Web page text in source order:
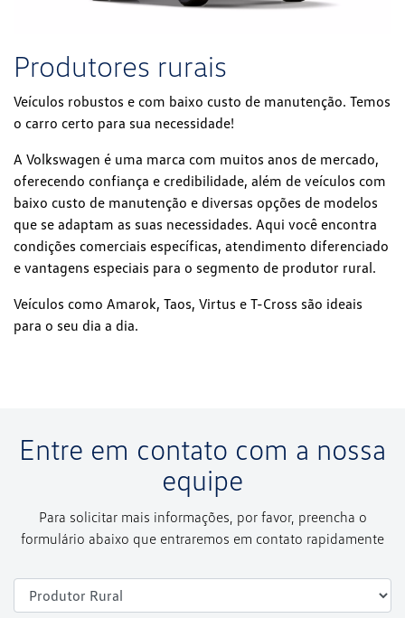
Produtores rurais
Veículos robustos e com baixo custo de manutenção. Temos
o carro certo para sua necessidade!
A Volkswagen é uma marca com muitos anos de mercado,
oferecendo confiança e credibilidade, além de veículos com
baixo custo de manutenção e diversas opções de modelos
que se adaptam as suas necessidades. Aqui você encontra
condições comerciais específicas, atendimento diferenciado
e vantagens especiais para o segmento de produtor rural.
Veículos como Amarok, Taos, Virtus e T-Cross são ideais
para o seu dia a dia.
Entre em contato com a nossa
equipe
Para solicitar mais informações, por favor, preencha o
formulário abaixo que entraremos em contato rapidamente